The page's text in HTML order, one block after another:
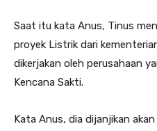
Saat itu kata Anus, Tinus
proyek Listrik dari
dikerjakan oleh perusahaan
Kencana Sakti.
Kata Anus, dia dijanjikan